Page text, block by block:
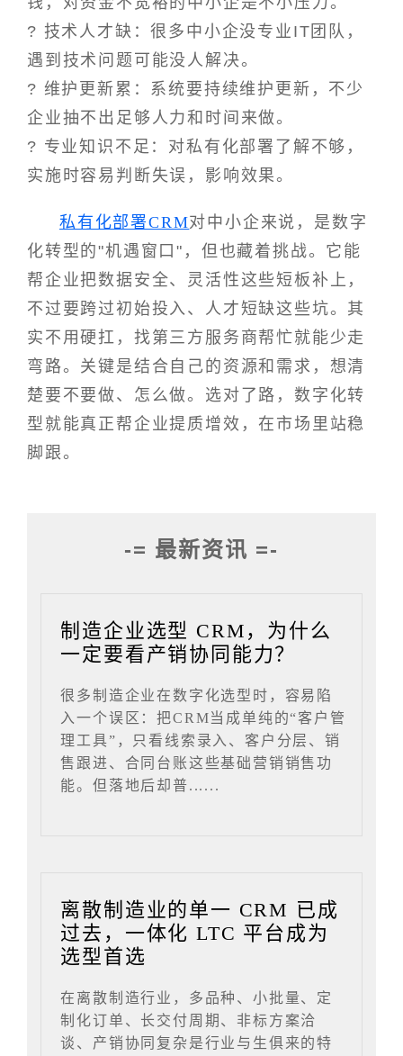
? 技术人才缺：很多中小企没专业IT团队，
遇到技术问题可能没人解决。
? 维护更新累：系统要持续维护更新，不少
企业抽不出足够人力和时间来做。
? 专业知识不足：对私有化部署了解不够，
实施时容易判断失误，影响效果。
私有化部署CRM对中小企来说，是数字
化转型的"机遇窗口"，但也藏着挑战。它能
帮企业把数据安全、灵活性这些短板补上，
不过要跨过初始投入、人才短缺这些坑。其
实不用硬扛，找第三方服务商帮忙就能少走
弯路。关键是结合自己的资源和需求，想清
楚要不要做、怎么做。选对了路，数字化转
型就能真正帮企业提质增效，在市场里站稳
脚跟。
-= 最新资讯 =-
制造企业选型 CRM，为什么
一定要看产销协同能力？
很多制造企业在数字化选型时，容易陷
入一个误区：把CRM当成单纯的“客户管
理工具”，只看线索录入、客户分层、销
售跟进、合同台账这些基础营销销售功
能。但落地后却普......
离散制造业的单一 CRM 已成
过去，一体化 LTC 平台成为
选型首选
在离散制造行业，多品种、小批量、定
制化订单、长交付周期、非标方案洽
谈、产销协同复杂是行业与生俱来的特